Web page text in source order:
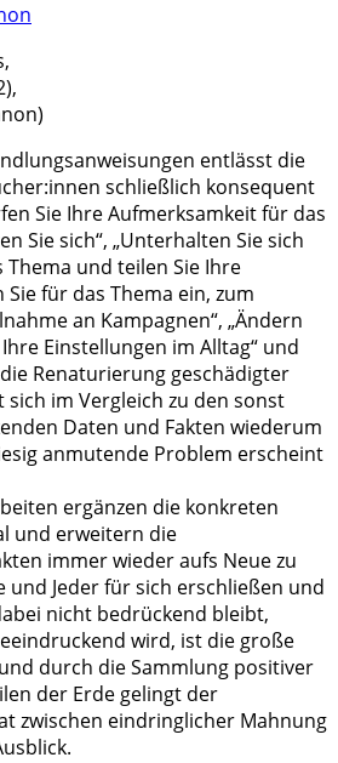
entlässt die
schließlich konsequent
Sie Ihre Aufmerksamkeit für das
Sie sich“, „Unterhalten Sie sich
und teilen Sie Ihre
Sie für das Thema ein, zum
an Kampagnen“, „Ändern
Einstellungen im Alltag“ und
Renaturierung geschädigter
sich im Vergleich zu den sonst
Daten und Fakten wiederum
anmutende Problem erscheint
ergänzen die konkreten
und erweitern die
immer wieder aufs Neue zu
und Jeder für sich erschließen und
nicht bedrückend bleibt,
wird, ist die große
durch die Sammlung positiver
der Erde gelingt der
zwischen eindringlicher Mahnung